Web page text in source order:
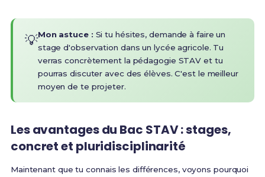
💡Mon astuce : Si tu hésites, demande à faire un
stage d'observation dans un lycée agricole. Tu
verras concrètement la pédagogie STAV et tu
pourras discuter avec des élèves. C'est le meilleur
moyen de te projeter.
Les avantages du Bac STAV : stages,
concret et pluridisciplinarité
Maintenant que tu connais les différences, voyons pourquoi